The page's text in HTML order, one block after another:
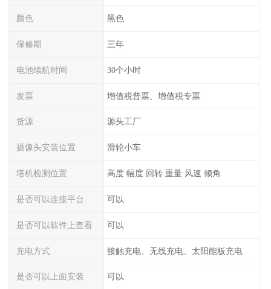
颜色 黑色
保修期 三年
电池续航时间 30个小时
发票 增值税普票、增值税专票
货源 源头工厂
摄像头安装位置 滑轮小车
塔机检测位置 高度 幅度 回转 重量 风速 倾角
是否可以连接平台 可以
是否可以软件上查看 可以
充电方式 接触充电、无线充电、太阳能板充电
是否可以上面安装 可以